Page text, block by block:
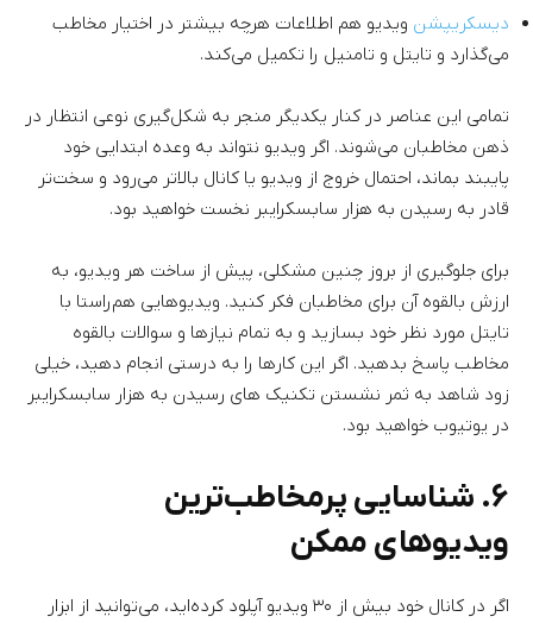
دیسکریپشن ویدیو هم اطلاعات هرچه بیشتر در اختیار مخاطب
می‌گذارد و تایتل و تامنیل را تکمیل می‌کند.
تمامی این عناصر در کنار یکدیگر منجر به شکل‌گیری نوعی انتظار در
ذهن مخاطبان می‌شوند. اگر ویدیو نتواند به وعده ابتدایی خود
پایبند بماند، احتمال خروج از ویدیو یا کانال بالاتر می‌رود و سخت‌تر
قادر به رسیدن به هزار سابسکرایبر نخست خواهید بود.
برای جلوگیری از بروز چنین مشکلی، پیش از ساخت هر ویدیو، به
ارزش بالقوه آن برای مخاطبان فکر کنید. ویدیوهایی هم‌راستا با
تایتل مورد نظر خود بسازید و به تمام نیازها و سوالات بالقوه
مخاطب پاسخ بدهید. اگر این کارها را به درستی انجام دهید، خیلی
زود شاهد به ثمر نشستن تکنیک های رسیدن به هزار سابسکرایبر
در یوتیوب خواهید بود.
۶. شناسایی پرمخاطب‌ترین
ویدیوهای ممکن
اگر در کانال خود بیش از ۳۰ ویدیو آپلود کرده‌اید، می‌توانید از ابزار